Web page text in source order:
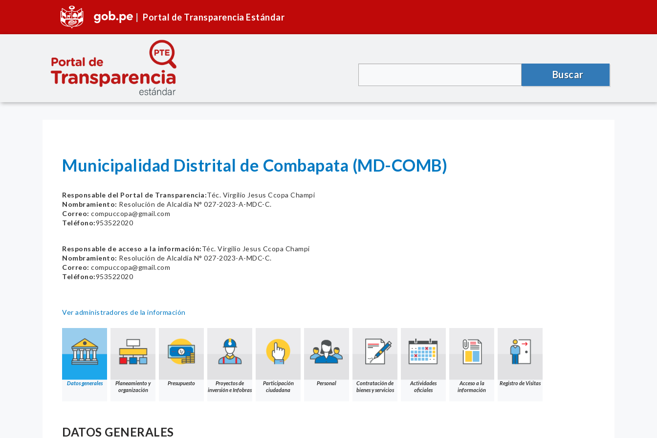
Portal de Transparencia Estándar
Buscar
Municipalidad Distrital de Combapata (MD-COMB)
Responsable del Portal de Transparencia:Téc. Virgilio Jesus Ccopa Champi
Nombramiento: Resolución de Alcaldía N° 027-2023-A-MDC-C.
Correo: compuccopa@gmail.com
Teléfono:953522020
Responsable de acceso a la información:Téc. Virgilio Jesus Ccopa Champi
Nombramiento: Resolución de Alcaldía N° 027-2023-A-MDC-C.
Correo: compuccopa@gmail.com
Teléfono:953522020
Ver administradores de la información
Datos generales
Planeamiento y
organización
Presupuesto
Proyectos de
inversión e Infobras
Participación
ciudadana
Personal
Contratación de
bienes y servicios
Actividades
oficiales
Acceso a la
información
Registro de Visitas
DATOS GENERALES